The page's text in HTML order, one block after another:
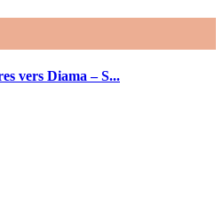
vers Diama – S...